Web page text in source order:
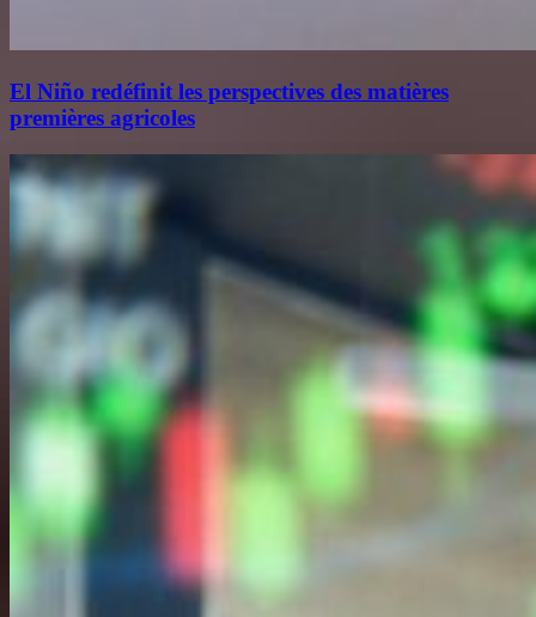
El Niño redéfinit les perspectives des matières
premières agricoles